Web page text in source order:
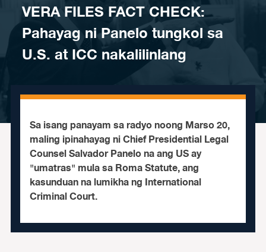
VERA FILES FACT CHECK:
Pahayag ni Panelo tungkol sa
U.S. at ICC nakalilinlang
​Sa isang panayam sa radyo noong Marso 20,
maling ipinahayag ni Chief Presidential Legal
Counsel Salvador Panelo na ang US ay
"umatras" mula sa Roma Statute, ang
kasunduan na lumikha ng International
Criminal Court.